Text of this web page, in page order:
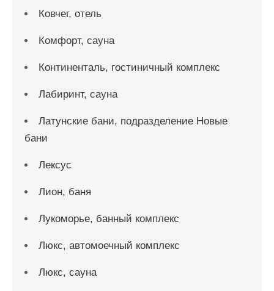
Ковчег, отель
Комфорт, сауна
Континенталь, гостиничный комплекс
Лабиринт, сауна
Латунские бани, подразделение Новые
бани
Лексус
Лион, баня
Лукоморье, банный комплекс
Люкс, автомоечный комплекс
Люкс, сауна